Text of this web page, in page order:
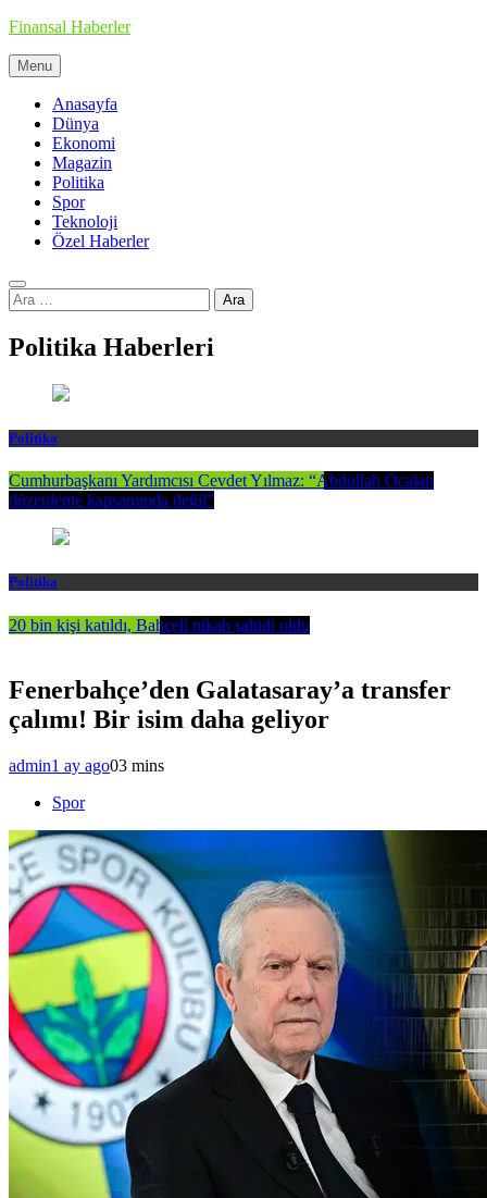
Skip
content
Finansal Haberler
Haberin doğru adresi
Menu
Anasayfa
Dünya
Ekonomi
Magazin
Politika
Spor
Teknoloji
Özel Haberler
Arama:
Politika Haberleri
Politika
Cumhurbaşkanı Yardımcısı Cevdet Yılmaz: “Abdullah Öcalan
düzenleme kapsamında değil”
Politika
20 bin kişi katıldı, Bahçeli nikah şahidi oldu
Fenerbahçe’den Galatasaray’a transfer
çalımı! Bir isim daha geliyor
admin1 ay ago03 mins
Spor